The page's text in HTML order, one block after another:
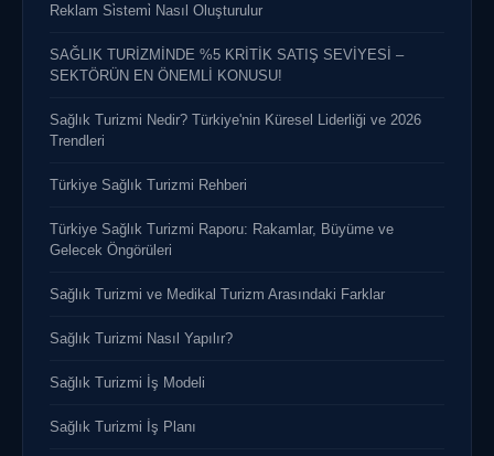
Reklam Si̇stemi̇ Nasıl Oluşturulur
SAĞLIK TURİZMİNDE %5 KRİTİK SATIŞ SEVİYESİ –
SEKTÖRÜN EN ÖNEMLİ KONUSU!
Sağlık Turizmi Nedir? Türkiye'nin Küresel Liderliği ve 2026
Trendleri
Türkiye Sağlık Turizmi Rehberi
Türkiye Sağlık Turizmi Raporu: Rakamlar, Büyüme ve
Gelecek Öngörüleri
Sağlık Turizmi ve Medikal Turizm Arasındaki Farklar
Sağlık Turizmi Nasıl Yapılır?
Sağlık Turizmi İş Modeli
Sağlık Turizmi İş Planı